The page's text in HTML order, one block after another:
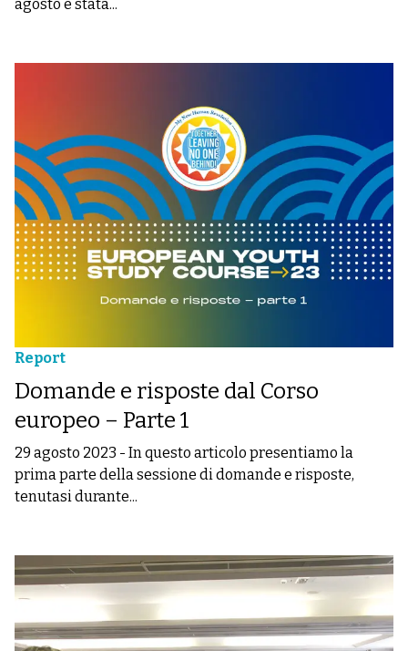
agosto è stata...
Report
Domande e risposte dal Corso
europeo – Parte 1
29 agosto 2023 - In questo articolo presentiamo la
prima parte della sessione di domande e risposte,
tenutasi durante...